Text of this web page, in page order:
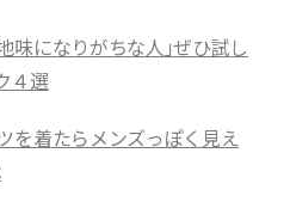
味になりがちな人」ぜひ試し
４選
を着たらメンズっぽく見え